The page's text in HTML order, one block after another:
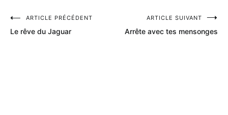
Navigation
de
ARTICLE PRÉCÉDENT
Le rêve du Jaguar
ARTICLE SUIVANT
Arrête avec tes mensonges